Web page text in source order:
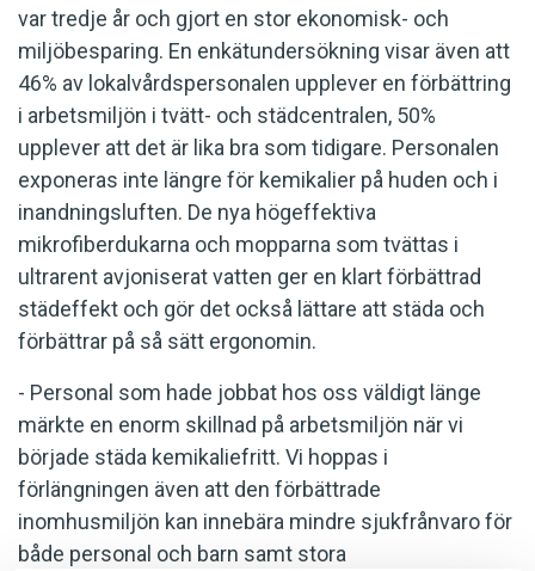
var tredje år och gjort en stor ekonomisk- och
miljöbesparing. En enkätundersökning visar även att
46% av lokalvårdspersonalen upplever en förbättring
i arbetsmiljön i tvätt- och städcentralen, 50%
upplever att det är lika bra som tidigare. Personalen
exponeras inte längre för kemikalier på huden och i
inandningsluften. De nya högeffektiva
mikrofiberdukarna och mopparna som tvättas i
ultrarent avjoniserat vatten ger en klart förbättrad
städeffekt och gör det också lättare att städa och
förbättrar på så sätt ergonomin.
- Personal som hade jobbat hos oss väldigt länge
märkte en enorm skillnad på arbetsmiljön när vi
började städa kemikaliefritt. Vi hoppas i
förlängningen även att den förbättrade
inomhusmiljön kan innebära mindre sjukfrånvaro för
både personal och barn samt stora